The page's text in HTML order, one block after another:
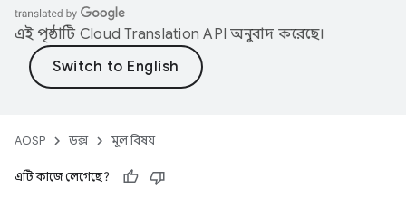
এই পৃষ্ঠাটি Cloud Translation API অনুবাদ করেছে।
AOSP ডক্স মূল বিষয়
এটি কাজে লেগেছে?